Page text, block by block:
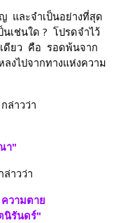
และจำเป็นอย่างที่สุด
เช่นใด ?  โปรดจำไว้
ดียว  คือ  รอดพ้นจาก
งไปจากทางแห่งความ
ล่าวว่า
า"
าวว่า
วามตาย
นิรันดร์"